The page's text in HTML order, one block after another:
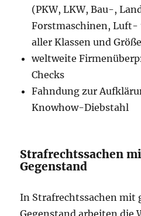
(PKW, LKW, Bau-,
Forstmaschinen, Luft-
aller Klassen und
weltweite
Checks
Fahndung zur
Knowhow-Diebstahl
Strafrechtssachen
Gegenstand
In Strafrechtssachen mit